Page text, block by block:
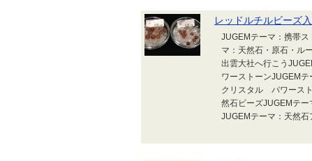
レッドルチルビーズ入
JUGEMテーマ：携帯
マ：天然石・原石・ル
出雲大社へ行こう
ワーストーンJUGEM
クリスタル パワース
然石ビーズJUGEMテ
JUGEMテーマ：天然